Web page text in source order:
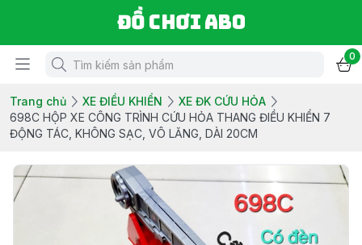
Đồ chơi ABO
0
Trang chủ XE ĐIỀU KHIỂN
XE ĐK CỨU HỎA
698C HỘP XE CÔNG TRÌNH CỨU HỎA THANG ĐIỀU KHIỂN 7
ĐỘNG TÁC, KHÔNG SẠC, VÔ LĂNG, DÀI 20CM